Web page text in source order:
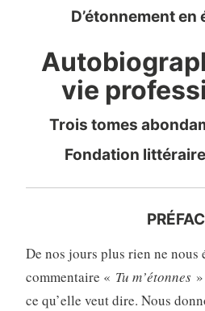
D’étonnement
vie
Trois tomes
Fondation
De nos jours plus rien ne nous
commentaire « Tu m’étonnes»
ce qu’elle veut dire. Nous